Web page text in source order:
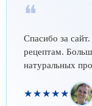
❝
Спасибо за
рецептам.
натуральных
★★★★★